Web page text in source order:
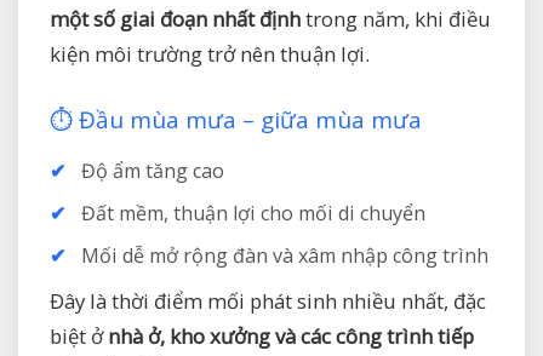
một số giai đoạn nhất địnhtrong năm, khi điều
kiện môi trường trở nên thuận lợi.
⏱️ Đầu mùa mưa – giữa mùa mưa
Độ ẩm tăng cao
Đất mềm, thuận lợi cho mối di chuyển
Mối dễ mở rộng đàn và xâm nhập công trình
Đây là thời điểm mối phát sinh nhiều nhất, đặc
biệt ởnhà ở, kho xưởng và các công trình tiếp